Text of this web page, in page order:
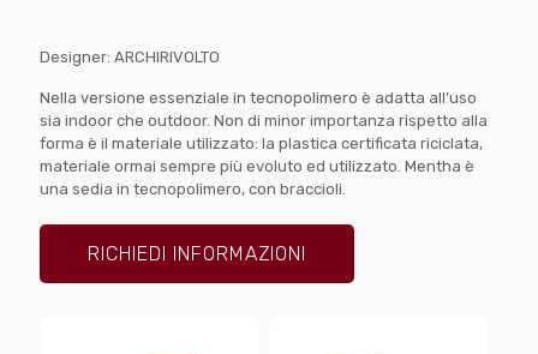
Designer: ARCHIRIVOLTO
Nella versione essenziale in tecnopolimero è adatta all’uso
sia indoor che outdoor. Non di minor importanza rispetto alla
forma è il materiale utilizzato: la plastica certificata riciclata,
materiale ormai sempre più evoluto ed utilizzato. Mentha è
una sedia in tecnopolimero, con braccioli.‎
RICHIEDI INFORMAZIONI